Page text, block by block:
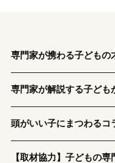
専門家が携わる子どもの
専門家が解説する子ども
頭がいい子にまつわるコ
【取材協力】子どもの